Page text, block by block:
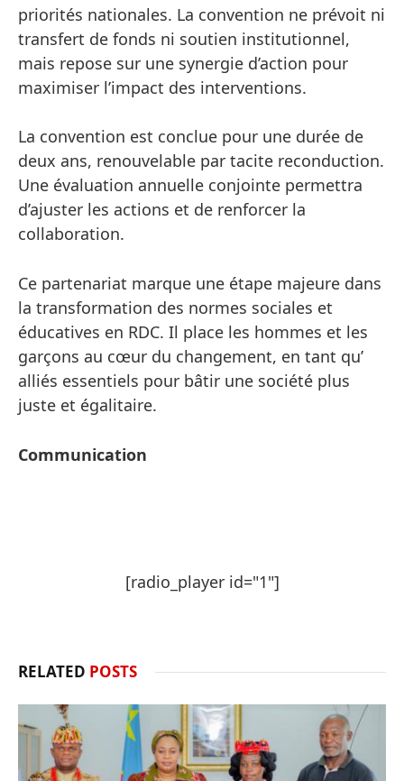
priorités nationales. La convention ne prévoit ni
transfert de fonds ni soutien institutionnel,
mais repose sur une synergie d’action pour
maximiser l’impact des interventions.
La convention est conclue pour une durée de
deux ans, renouvelable par tacite reconduction.
Une évaluation annuelle conjointe permettra
d’ajuster les actions et de renforcer la
collaboration.
Ce partenariat marque une étape majeure dans
la transformation des normes sociales et
éducatives en RDC. Il place les hommes et les
garçons au cœur du changement, en tant qu’
alliés essentiels pour bâtir une société plus
juste et égalitaire.
Communication
[radio_player id="1"]
RELATED POSTS